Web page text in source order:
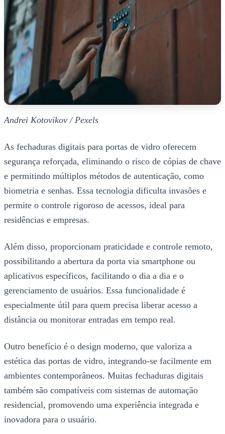
Andrei Kotovikov / Pexels
As fechaduras digitais para portas de vidro oferecem
segurança reforçada, eliminando o risco de cópias de chave
e permitindo múltiplos métodos de autenticação, como
biometria e senhas. Essa tecnologia dificulta invasões e
permite o controle rigoroso de acessos, ideal para
residências e empresas.
Além disso, proporcionam praticidade e controle remoto,
possibilitando a abertura da porta via smartphone ou
aplicativos específicos, facilitando o dia a dia e o
gerenciamento de usuários. Essa funcionalidade é
especialmente útil para quem precisa liberar acesso a
distância ou monitorar entradas em tempo real.
Outro benefício é o design moderno, que valoriza a
estética das portas de vidro, integrando-se facilmente em
ambientes contemporâneos. Muitas fechaduras digitais
também são compatíveis com sistemas de automação
residencial, promovendo uma experiência integrada e
inovadora para o usuário.